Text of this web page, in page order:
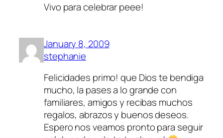
Vivo para celebrar peee!
January 8, 2009
stephanie
Felicidades primo! que Dios te bendiga
mucho, la pases a lo grande con
familiares, amigos y recibas muchos
regalos, abrazos y buenos deseos.
Espero nos veamos pronto para seguir